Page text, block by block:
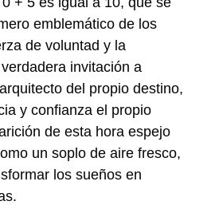
emblemático de los
de voluntad y la
invitación a
del propio destino,
y confianza el propio
de esta hora espejo
un soplo de aire fresco,
los sueños en